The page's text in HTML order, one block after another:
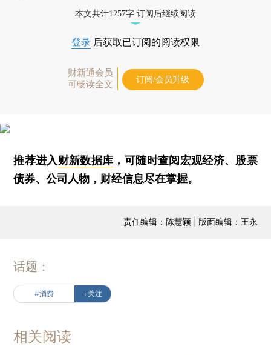
本文共计1257字 订阅后继续阅读
登录 后获取已订阅的阅读权限
财新通会员
可畅读全文
订阅/会员升级
推荐进入财新数据库 ，可随时查阅宏观经济、股票
债券、公司人物，财经信息尽在掌握。
责任编辑：陈慧颖 | 版面编辑：王永
话题：
#消费 +关注
相关阅读